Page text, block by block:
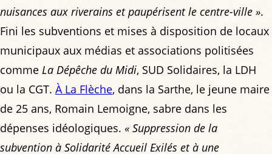
nuisances aux riverains et paupérisent le centre-ville ».
Fini les subventions et mises à disposition de locaux
municipaux aux médias et associations politisées
comme La Dépêche du Midi, SUD Solidaires, la LDH
ou la CGT. À La Flèche, dans la Sarthe, le jeune maire
de 25 ans, Romain Lemoigne, sabre dans les
dépenses idéologiques. « Suppression de la
subvention à Solidarité Accueil Exilés et à une